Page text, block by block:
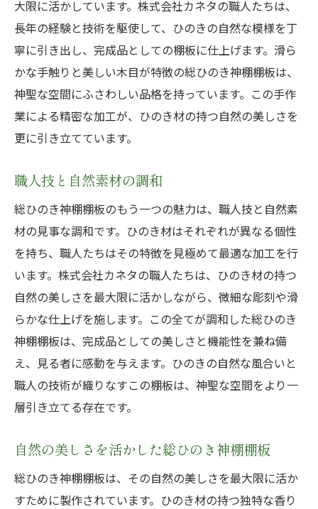
大限に活かしています。株式会社カネタの職人たちは、
長年の経験と技術を駆使して、ひのきの自然な模様を丁
寧に引き出し、完成品としての棚板に仕上げます。滑ら
かな手触りと美しい木目が特徴の総ひのき神棚棚板は、
神聖な空間にふさわしい品格を持っています。この手作
業による精密な加工が、ひのき材の持つ自然の美しさを
更に引き立てています。
職人技と自然素材の調和
総ひのき神棚棚板のもう一つの魅力は、職人技と自然素
材の見事な調和です。ひのき材はそれぞれが異なる個性
を持ち、職人たちはその特徴を見極めて最適な加工を行
います。株式会社カネタの職人たちは、ひのき材の持つ
自然の美しさを最大限に活かしながら、微細な彫刻や滑
らかな仕上げを施します。この全てが調和した総ひのき
神棚棚板は、完成品としての美しさと機能性を兼ね備
え、見る者に感動を与えます。ひのきの自然な風合いと
職人の技術が織りなすこの棚板は、神聖な空間をより一
層引き立てる存在です。
自然の美しさを活かした総ひのき神棚棚板
総ひのき神棚棚板は、その自然の美しさを最大限に活か
すために製作されています。ひのき材の持つ独特な香り